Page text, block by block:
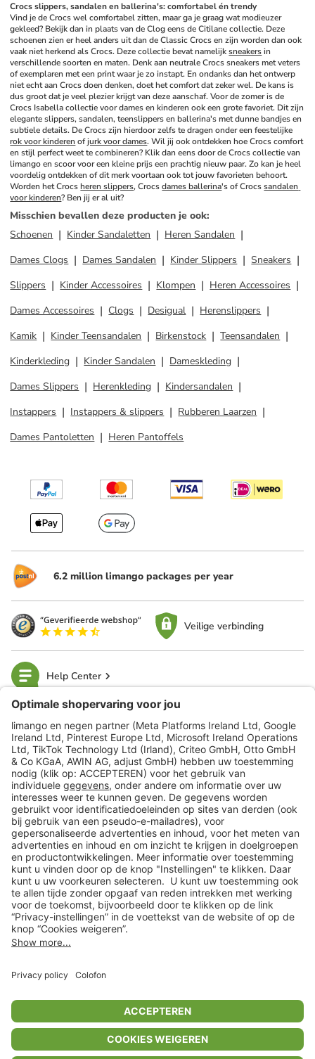
Crocs slippers, sandalen en ballerina's: comfortabel én trendy
Vind je de Crocs wel comfortabel zitten, maar ga je graag wat modieuzer
gekleed? Bekijk dan in plaats van de Clog eens de Citilane collectie. Deze
schoenen zien er heel anders uit dan de Classic Crocs en zijn worden dan ook
vaak niet herkend als Crocs. Deze collectie bevat namelijk sneakers in
verschillende soorten en maten. Denk aan neutrale Crocs sneakers met veters
of exemplaren met een print waar je zo instapt. En ondanks dan het ontwerp
niet echt aan Crocs doen denken, doet het comfort dat zeker wel. De kans is
dus groot dat je veel plezier krijgt van deze aanschaf. Voor de zomer is de
Crocs Isabella collectie voor dames en kinderen ook een grote favoriet. Dit zijn
elegante slippers, sandalen, teenslippers en ballerina's met dunne bandjes en
rok voor kinderen of jurk voor dames. Wil jij ook ontdekken hoe Crocs comfort
en stijl perfect weet te combineren? Klik dan eens door de Crocs collectie van
limango en scoor voor een kleine prijs een prachtig nieuw paar. Zo kan je heel
voordelig ontdekken of dit merk voortaan ook tot jouw favorieten behoort.
Worden het Crocs heren slippers, Crocs dames ballerina's of Crocs sandalen
voor kinderen? Ben jij er al uit?
Misschien bevallen deze producten je ook:
Schoenen
Kinder Sandaletten
Heren Sandalen
Dames Clogs
Dames Sandalen Kinder Slippers
Sneakers
Slippers
Kinder Accessoires Klompen
Heren Accessoires
Dames Accessoires
Clogs Desigual
Herenslippers
Kamik
Kinder Teensandalen Birkenstock
Teensandalen
Kinderkleding
Kinder Sandalen
Dameskleding
Dames Slippers
Herenkleding
Kindersandalen
Instappers
Instappers & slippers
Rubberen Laarzen
Dames Pantoletten
Heren Pantoffels
6.2 million limango packages per year
Veilige verbinding
Help Center
limango
Veilig winkelen
Klantenservice
Shop
Acties
limango.de limango.pl